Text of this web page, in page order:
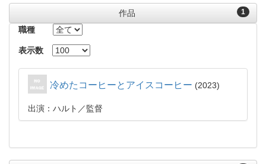
1
作品
職種
表示数
冷めたコーヒーとアイスコーヒー 2023
出演：ハルト 監督